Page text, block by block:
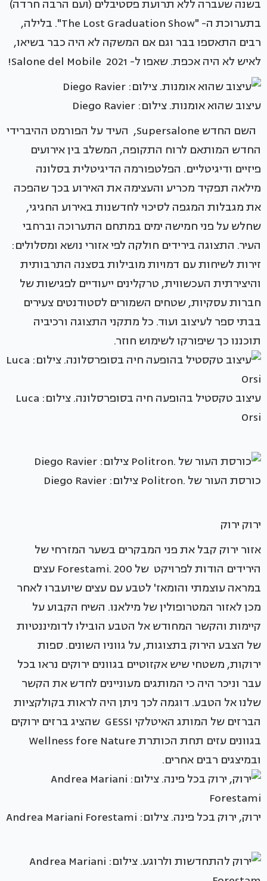
בשנה שעברה ללא תרועת פסטיבלים (ועם הרבה חרדה)
בתערוכת ה- "The Lost Graduation Show". בלילה,
רבים התאספו בבר וגם אם המשקה לא היה כבר בשיאו,
לאיש לא היה אכפת. שאפו ל- Salone del Mobile 2021!
עיצוב שהוא אומנות. צילום: Diego Ravier
השם החדש Supersalone, העיד על הפורמט ההיברידי
החדש המותאם לרוח התקופה, המשלב בין אירועים
פיזיים ודיגיטליים. הפלטפורמה הדיגיטלית בסלונה
מילאה תפקיד מכריע והעצימה את האירוע בכך שהפכה
את מגבלות המגפה לסיכוי לחדשנות באירוע החגיגי,
שחלש על פני חמישה ימים במתחם התערוכה וברחבי
העיר. התצוגה בירידים חולקה לפי אזורי נושא ומסלולים:
זירות לשיחות עם דמויות מובילות בסצנה התרבותית
והיצירתית העכשווית, טרקלינים ייעודיים לפגישות של
חברות עסקיות, שטחים השמורים לסטודנטים צעירים
בבתי ספר לעיצוב ועוד. כל מתקני התצוגה ורכיביה
תוכננו כך שיפורקו לשימוש חוזר.
עיצוב טקסטיל בהופעה חיה בסופרסלונה. צילום: Luca
Orsi
כורסת העור של .Politron צילום: Diego Ravier
ירוק ירוק
אזור ירוק קבל את פני המבקרים בשער המזרחי של
הירידים הודות לפרויקט של Forestami. 200 עצים
במראה עוצמתי והומאז' לטבע עם עצים שיועברו לאחר
מכן לאזור המטרופולין של מילאנו. השיח הקבוע על
קיימות והקשר המחודש אל הטבע הובילו לדומיננטיות
של הצבע הירוק בתצוגות, על גווניו השונים. ספות
ירוקות, משטחי שיש אקזוטיים בגוונים ירוקים נראו בכל
עבר וניכר היה כי המותגים מעוניינים לחדש את הקשר
שלנו אל הטבע. דוגמה לכך ניתן היה לראות בקולקציות
הברזים של המותג האיטלקי GESSI שהציג ברזים ירוקים
ובמיצגים רבים אחרים.
ירוק, ירוק בכל פינה. צילום: Andrea Mariani Forestami